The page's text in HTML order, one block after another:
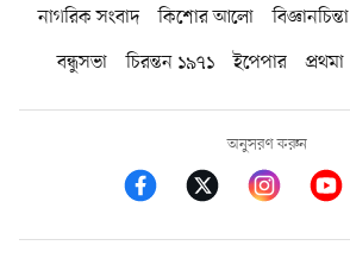
নাগরিক সংবাদ কিশোর আলো বিজ্ঞানচিন্তা
বন্ধুসভা
চিরন্তন ১৯৭১ ইপেপার প্রথমা
অনুসরণ করুন